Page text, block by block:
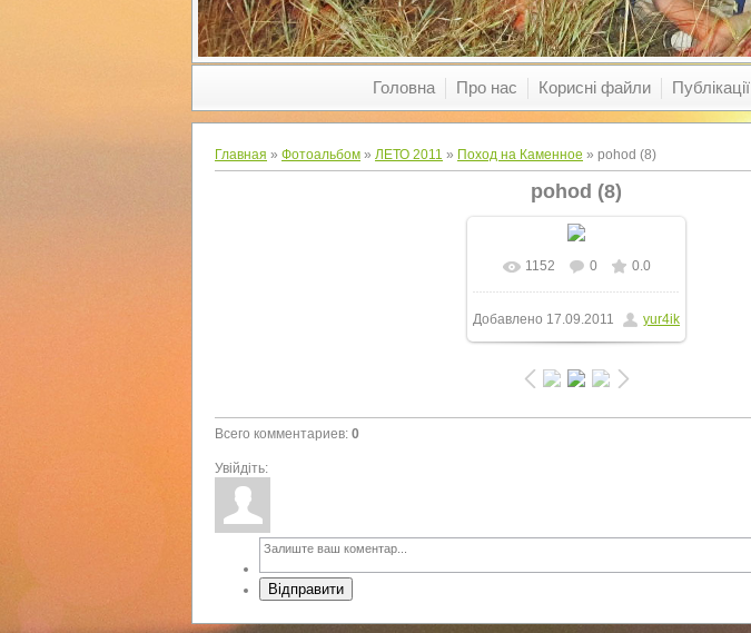
Головна Про нас Корисні файли Публікації
Главная » Фотоальбом » ЛЕТО 2011 » Поход на Каменное » pohod (8)
pohod (8)
В реальном размере
1024x768/ 136.2Kb
1152 0 0.0
Добавлено 17.09.2011 yur4ik
Всего комментариев: 0
Увійдіть:
Відправити